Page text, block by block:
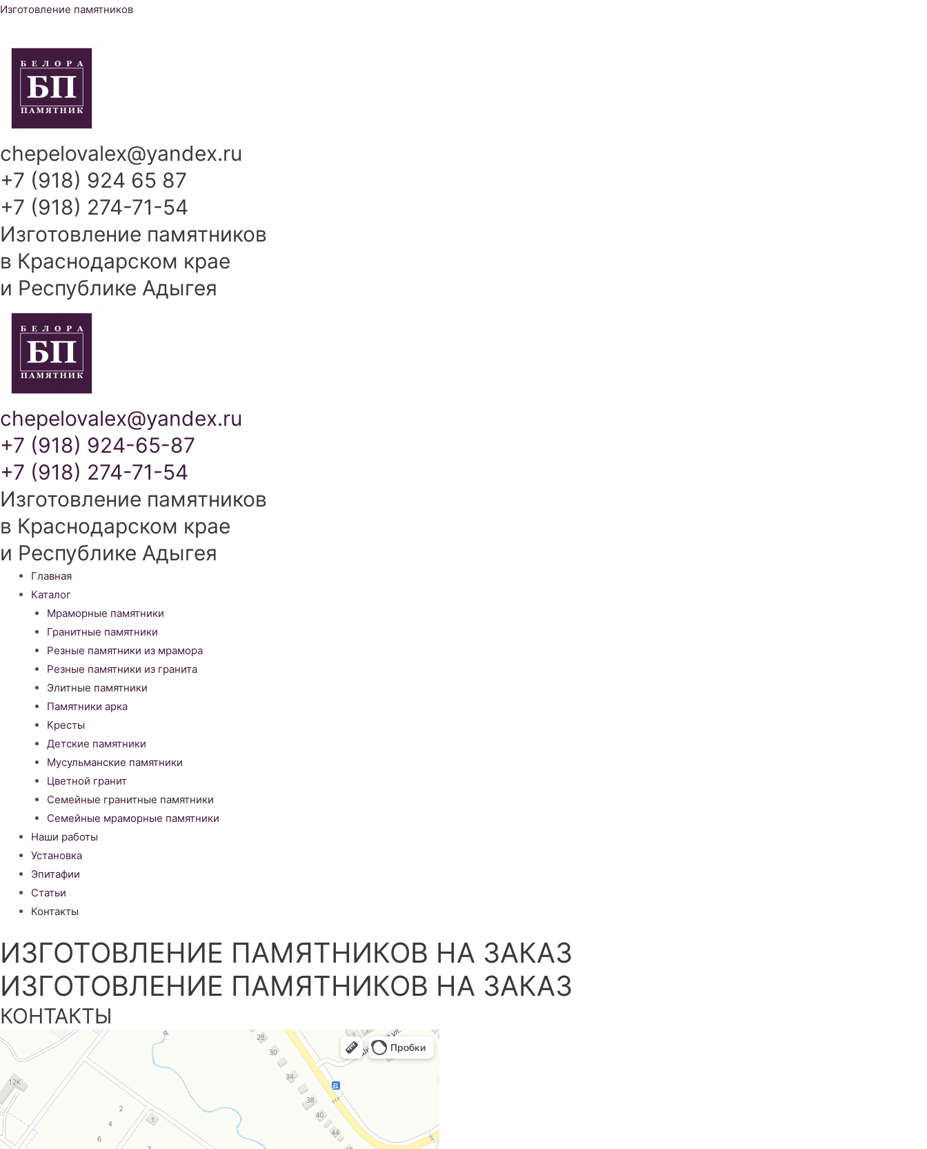
Перейти
содержимому
Изготовление памятников
chepelovalex@yandex.ru
+7 (918) 924 65 87
+7 (918) 274-71-54
Изготовление памятников
в Краснодарском крае
и Республике Адыгея
chepelovalex@yandex.ru
+7 (918) 924-65-87
+7 (918) 274-71-54
Изготовление памятников
в Краснодарском крае
и Республике Адыгея
Меню
Главная
Каталог
Мраморные памятники
Гранитные памятники
Резные памятники из мрамора
Резные памятники из гранита
Элитные памятники
Памятники арка
Кресты
Детские памятники
Мусульманские памятники
Цветной гранит
Семейные гранитные памятники
Семейные мраморные памятники
Наши работы
Установка
Эпитафии
Статьи
Контакты
ИЗГОТОВЛЕНИЕ ПАМЯТНИКОВ НА ЗАКАЗ
ИЗГОТОВЛЕНИЕ ПАМЯТНИКОВ НА ЗАКАЗ
КОНТАКТЫ